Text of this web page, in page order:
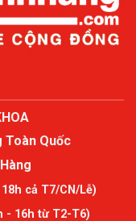
Toàn Quốc
cả T7/CN/Lễ)
- 16h từ T2-T6)